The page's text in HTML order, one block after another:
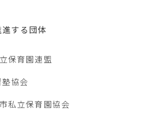
する団体
保育園連盟
協会
私立保育園協会